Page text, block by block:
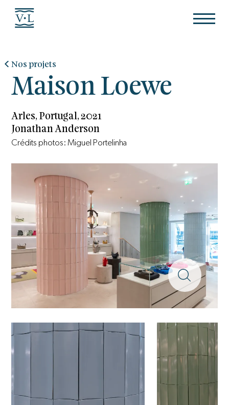
Nos projets
Maison Loewe
Arles, Portugal, 2021
Jonathan Anderson
Crédits photos: Miguel Portelinha